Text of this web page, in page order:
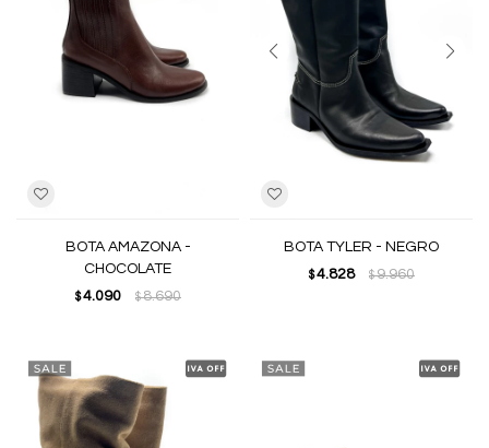
BOTA AMAZONA -
CHOCOLATE
$ 4.090 $8.690
BOTA TYLER - NEGRO
$ 4.828 $9.960